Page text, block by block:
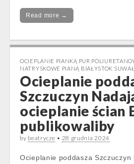
Read more →
OCIEPLANIE PIANKĄ PUR
NATRYSKOWE PIANĄ BIAŁYSTOK
Ocieplanie
Szczuczyn
ocieplanie ścian
publikowaliby
by beatrycze • 28 grudnia 2024
Ocieplanie poddasza Szczuczyn